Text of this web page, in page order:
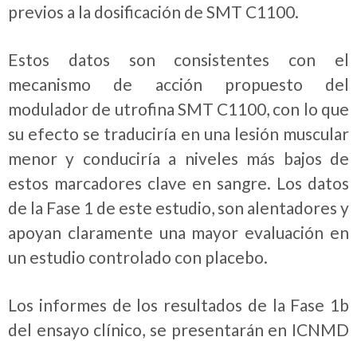
previos a la dosificación de SMT C1100.
Estos datos son consistentes con el
mecanismo de acción propuesto del
modulador de utrofina SMT C1100, con lo que
su efecto se traduciría en una lesión muscular
menor y conduciría a niveles más bajos de
estos marcadores clave en sangre. Los datos
de la Fase 1 de este estudio, son alentadores y
apoyan claramente una mayor evaluación en
un estudio controlado con placebo.
Los informes de los resultados de la Fase 1b
del ensayo clínico, se presentarán en ICNMD